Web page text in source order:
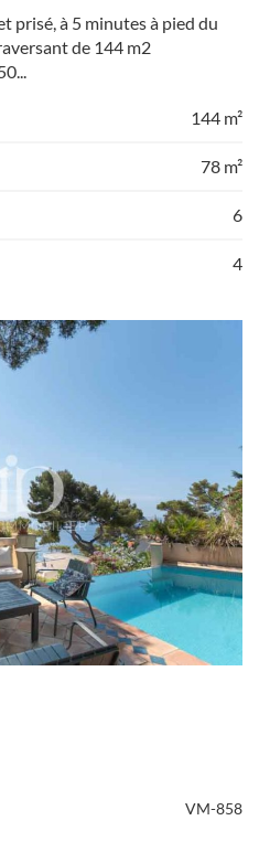
prisé, à 5 minutes à pied du
de 144 m2
144 m²
78 m²
6
4
VM-858